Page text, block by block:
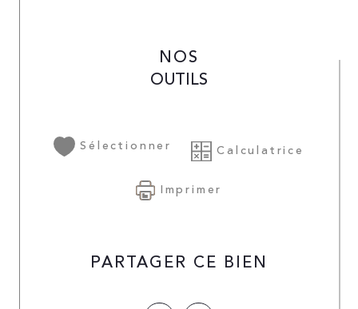
NOS
OUTILS
Sélectionner Calculatrice
Imprimer
PARTAGER CE BIEN